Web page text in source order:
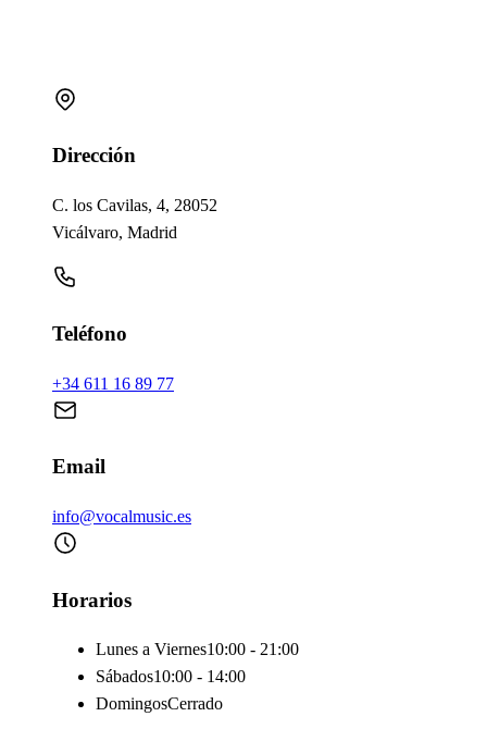
Dirección
C. los Cavilas, 4, 28052
Vicálvaro, Madrid
Teléfono
+34 611 16 89 77
Email
info@vocalmusic.es
Horarios
Lunes a Viernes10:00 - 21:00
Sábados10:00 - 14:00
DomingosCerrado